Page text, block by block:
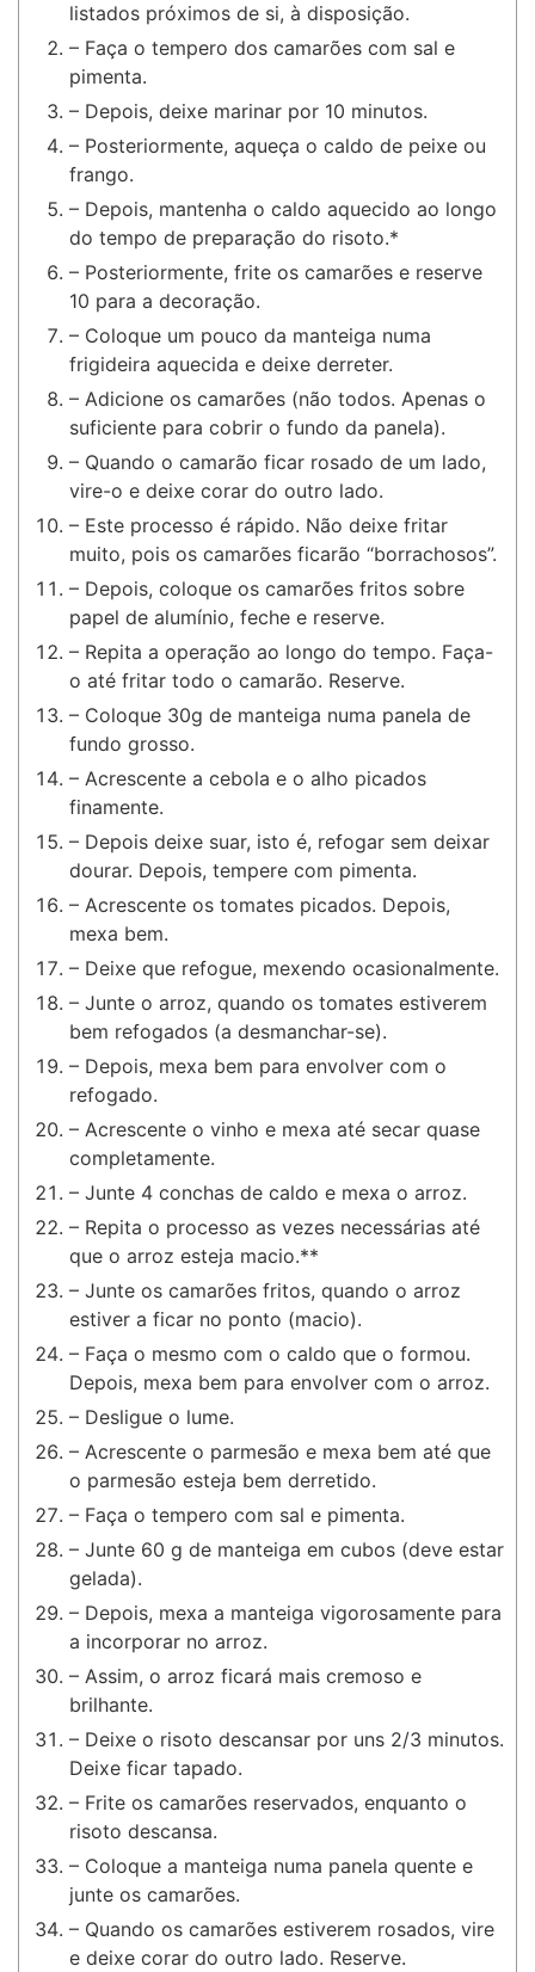
listados próximos de si, à disposição.
– Faça o tempero dos camarões com sal e
pimenta.
– Depois, deixe marinar por 10 minutos.
– Posteriormente, aqueça o caldo de peixe ou
frango.
– Depois, mantenha o caldo aquecido ao longo
do tempo de preparação do risoto.*
– Posteriormente, frite os camarões e reserve
10 para a decoração.
– Coloque um pouco da manteiga numa
frigideira aquecida e deixe derreter.
– Adicione os camarões (não todos. Apenas o
suficiente para cobrir o fundo da panela).
– Quando o camarão ficar rosado de um lado,
vire-o e deixe corar do outro lado.
– Este processo é rápido. Não deixe fritar
muito, pois os camarões ficarão “borrachosos”.
– Depois, coloque os camarões fritos sobre
papel de alumínio, feche e reserve.
– Repita a operação ao longo do tempo. Faça-
o até fritar todo o camarão. Reserve.
– Coloque 30g de manteiga numa panela de
fundo grosso.
– Acrescente a cebola e o alho picados
finamente.
– Depois deixe suar, isto é, refogar sem deixar
dourar. Depois, tempere com pimenta.
– Acrescente os tomates picados. Depois,
mexa bem.
– Deixe que refogue, mexendo ocasionalmente.
– Junte o arroz, quando os tomates estiverem
bem refogados (a desmanchar-se).
– Depois, mexa bem para envolver com o
refogado.
– Acrescente o vinho e mexa até secar quase
completamente.
– Junte 4 conchas de caldo e mexa o arroz.
– Repita o processo as vezes necessárias até
que o arroz esteja macio.**
– Junte os camarões fritos, quando o arroz
estiver a ficar no ponto (macio).
– Faça o mesmo com o caldo que o formou.
Depois, mexa bem para envolver com o arroz.
– Desligue o lume.
– Acrescente o parmesão e mexa bem até que
o parmesão esteja bem derretido.
– Faça o tempero com sal e pimenta.
– Junte 60 g de manteiga em cubos (deve estar
gelada).
– Depois, mexa a manteiga vigorosamente para
a incorporar no arroz.
– Assim, o arroz ficará mais cremoso e
brilhante.
– Deixe o risoto descansar por uns 2/3 minutos.
Deixe ficar tapado.
– Frite os camarões reservados, enquanto o
risoto descansa.
– Coloque a manteiga numa panela quente e
junte os camarões.
– Quando os camarões estiverem rosados, vire
e deixe corar do outro lado. Reserve.